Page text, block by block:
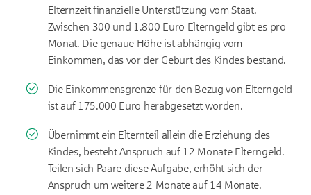
Elternzeit finanzielle Unterstützung vom Staat.
Zwischen 300 und 1.800 Euro Elterngeld gibt es pro
Monat. Die genaue Höhe ist abhängig vom
Einkommen, das vor der Geburt des Kindes bestand.
Die Einkommensgrenze für den Bezug von Elterngeld
ist auf 175.000 Euro herabgesetzt worden.
Übernimmt ein Elternteil allein die Erziehung des
Kindes, besteht Anspruch auf 12 Monate Elterngeld.
Teilen sich Paare diese Aufgabe, erhöht sich der
Anspruch um weitere 2 Monate auf 14 Monate.